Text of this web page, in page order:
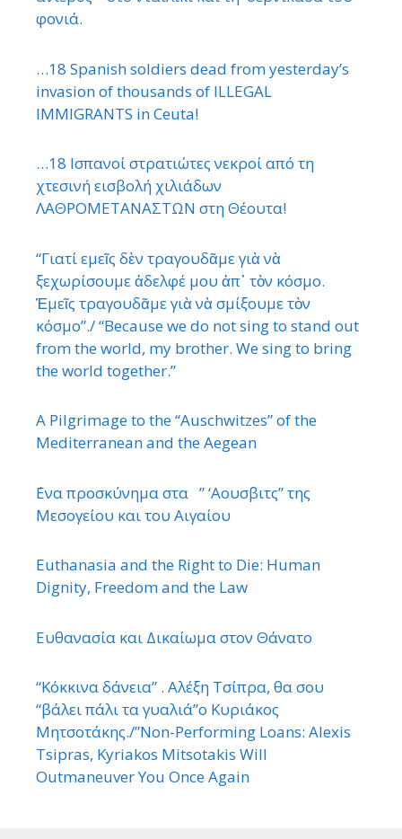
φονιά.
…18 Spanish soldiers dead from yesterday’s
invasion of thousands of ILLEGAL
IMMIGRANTS in Ceuta!
…18 Ισπανοί στρατιώτες νεκροί από τη
χτεσινή εισβολή χιλιάδων
ΛΑΘΡΟΜΕΤΑΝΑΣΤΩΝ στη Θέουτα!
“Γιατί εμεῖς δὲν τραγουδᾶμε γιὰ νὰ
ξεχωρίσουμε ἀδελφέ μου ἀπ᾿ τὸν κόσμο.
Ἐμεῖς τραγουδᾶμε γιὰ νὰ σμίξουμε τὸν
κόσμο”./ “Because we do not sing to stand out
from the world, my brother. We sing to bring
the world together.”
A Pilgrimage to the “Auschwitzes” of the
Mediterranean and the Aegean
΄Ενα προσκύνημα στα ” ‘Αουσβιτς” της
Μεσογείου και του Αιγαίου
Euthanasia and the Right to Die: Human
Dignity, Freedom and the Law
Ευθανασία και Δικαίωμα στον Θάνατο
“Κόκκινα δάνεια” . Αλέξη Τσίπρα, θα σου
“βάλει πάλι τα γυαλιά”ο Κυριάκος
Μητσοτάκης./”Non-Performing Loans: Alexis
Tsipras, Kyriakos Mitsotakis Will
Outmaneuver You Once Again